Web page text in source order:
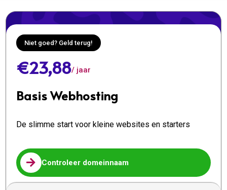
Niet goed? Geld terug!
€23,88/ jaar
Basis Webhosting
De slimme start voor kleine websites en starters
 Controleer domeinnaam